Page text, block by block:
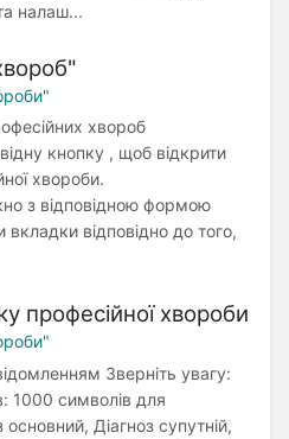
налаш...
хвороб
кнопку , щоб відкрити
хвороби.
з відповідною формою
відповідно до того,
професійної хвороби
Зверніть увагу:
1000 символів для
основний, Діагноз супутній,